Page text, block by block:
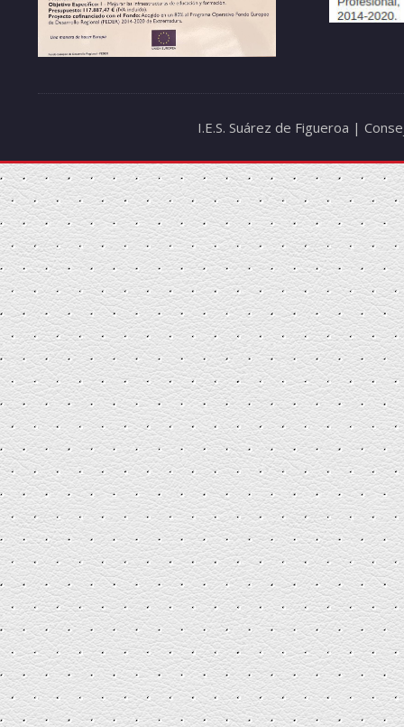
I.E.S. Suárez de Figueroa |